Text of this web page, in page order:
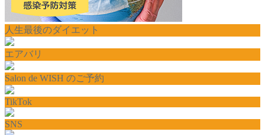
人生最後のダイエット
エアバリ
Salon de WISH のご予約
TikTok
SNS